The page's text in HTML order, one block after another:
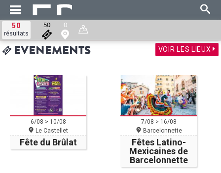
VOIR LES LIEUX
EVENEMENTS
6/08 > 10/08
Le Castellet
Fête du Brûlat
7/08 > 16/08
Barcelonnette
Fêtes Latino-
Mexicaines de
Barcelonnette
50
résultats
50 0